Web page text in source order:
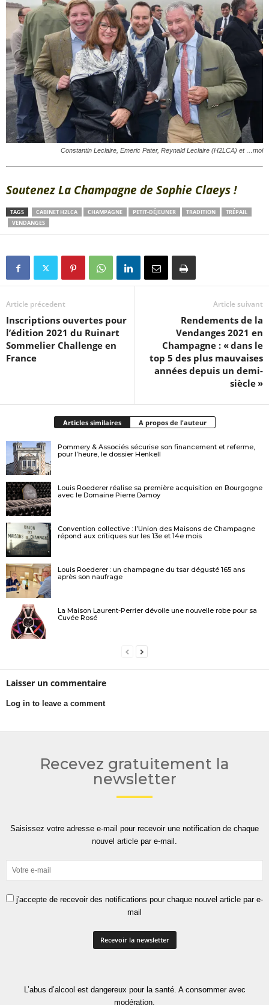
Constantin Leclaire, Emeric Pater, Reynald Leclaire (H2LCA) et …moi
Soutenez La Champagne de Sophie Claeys !
TAGS CABINET H2LCA CHAMPAGNE PETIT-DÉJEUNER TRADITION
TRÉPAIL
VENDANGES
Article précedent
Inscriptions ouvertes pour
l’édition 2021 du Ruinart
Sommelier Challenge en
France
Article suivant
Rendements de la
Vendanges 2021 en
Champagne : « dans le
top 5 des plus mauvaises
années depuis un demi-
siècle »
Articles similaires A propos de l'auteur
Pommery & Associés sécurise son financement et referme,
pour l’heure, le dossier Henkell
Louis Roederer réalise sa première acquisition en Bourgogne
avec le Domaine Pierre Damoy
Convention collective : l’Union des Maisons de Champagne
répond aux critiques sur les 13e et 14e mois
Louis Roederer : un champagne du tsar dégusté 165 ans
après son naufrage
La Maison Laurent-Perrier dévoile une nouvelle robe pour sa
Cuvée Rosé
Laisser un commentaire
Log in to leave a comment
Recevez gratuitement la
newsletter
Saisissez votre adresse e-mail pour recevoir une notification de chaque
nouvel article par e-mail.
j'accepte de recevoir des notifications pour chaque nouvel article par e-
mail
L’abus d’alcool est dangereux pour la santé. A consommer avec
modération.